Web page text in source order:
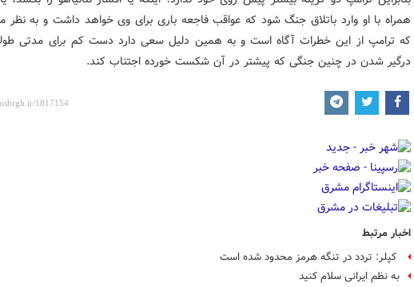
همراه با او وارد باتلاق جنگ شود که عواقب فاجعه باری برای وی خواهد داشت و به نظر
که ترامپ از این خطرات آگاه است و به همین دلیل سعی دارد دست کم برای مدتی
درگیر شدن در چنین جنگی که پیشتر در آن شکست خورده اجتناب کند.
اخبار مرتبط
کپلر: تردد در تنگه هرمز محدود شده است
به نظم ایرانی سلام کنید